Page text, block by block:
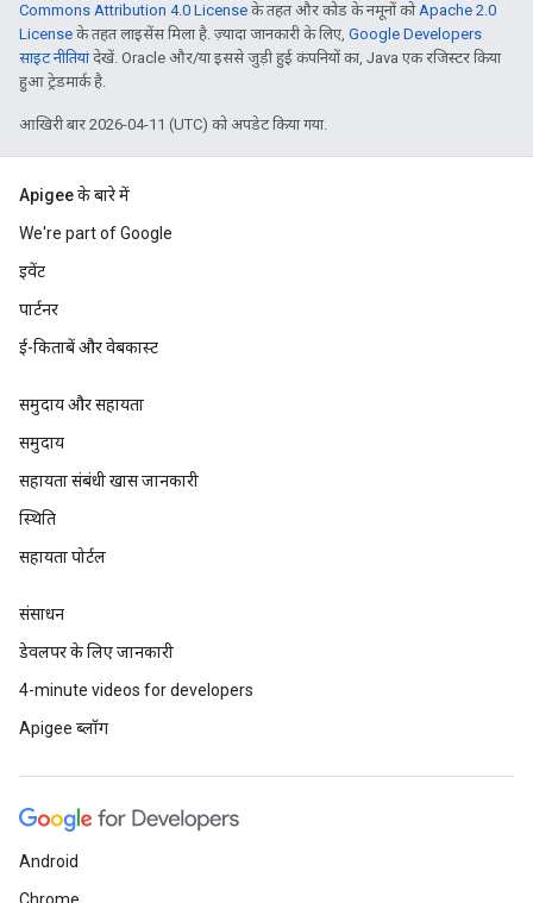
Commons Attribution 4.0 License के तहत और कोड के नमूनों कोApache 2.0
License के तहत लाइसेंस मिला है. ज़्यादा जानकारी के लिए, Google Developers
साइट नीतियांदेखें. Oracle और/या इससे जुड़ी हुई कंपनियों का, Java एक रजिस्टर किया
हुआ ट्रेडमार्क है.
आखिरी बार 2026-04-11 (UTC) को अपडेट किया गया.
Apigee के बारे में
We're part of Google
इवेंट
पार्टनर
ई-किताबें और वेबकास्ट
समुदाय और सहायता
समुदाय
सहायता संबंधी खास जानकारी
स्थिति
सहायता पोर्टल
संसाधन
डेवलपर के लिए जानकारी
4-minute videos for developers
Apigee ब्लॉग
Android